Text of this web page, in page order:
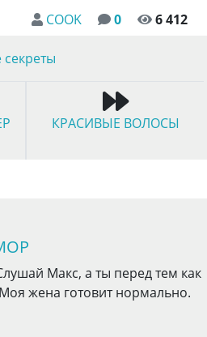
COOK
0
6 412
КРАСИВЫЕ ВОЛОСЫ
Макс, а ты перед тем как
жена готовит нормально.